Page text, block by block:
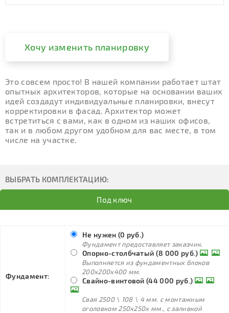
Хочу изменить планировку
Это совсем просто! В нашей компании работает штат
опытных архитекторов, которые на основании ваших
идей создадут индивидуальные планировки, внесут
корректировки в фасад. Архитектор может
встретиться с вами, как в одном из наших офисов,
так и в любом другом удобном для вас месте, в том
числе на участке.
ВЫБРАТЬ КОМПЛЕКТАЦИЮ:
Под ключ
Фундамент:
Не нужен (0 руб.)
Фундамент предоставляет заказчик.
Опорно-столбчатый (8 000 руб.)
Выполняется из фундаментных блоков
200х200х400 мм.
Свайно-винтовой (44 000 руб.)
Свая 2500 \ 108 \ 4 мм. с монтажным
оголовком 250х250х мм., с заливкой